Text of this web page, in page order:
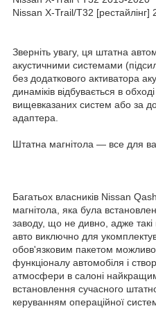
Nissan X-Trail/T32 [рестайлінг]
Зверніть увагу, ця штатна
акустичними системами
без додаткового активатора
динаміків відбувається в
вищевказаних систем або за
адаптера.
Штатна магнітола — все для
Багатьох власників Nissan
магнітола, яка була
заводу, що не дивно, адже
авто виключно для
обов'язковим пакетом
функціоналу автомобіля і
атмосфери в салоні
встановлення сучасного
керуванням операційної